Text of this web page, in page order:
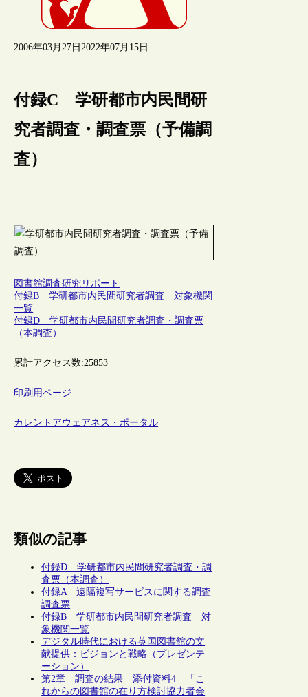
2006年03月27日 2022年07月15日
付録C 学研都市内民間研
究者調査・調査票（予備調
査）
図書館調査研究リポート
付録B 学研都市内民間研究者調査 対象機関
一覧
付録D 学研都市内民間研究者調査・調査票
（本調査）
累計アクセス数:25853
印刷用ページ
カレントアウェアネス・ポータル
類似の記事
付録D 学研都市内民間研究者調査・調
査票（本調査）
付録A 遠隔複写サービスに関する調査
調査票
付録B 学研都市内民間研究者調査 対
象機関一覧
デジタル時代における英国図書館の文
献提供：ビジョンと戦略（プレゼンテ
ーション）
第2章 調査の結果 添付資料4 「こ
れからの図書館の在り方検討協力者会